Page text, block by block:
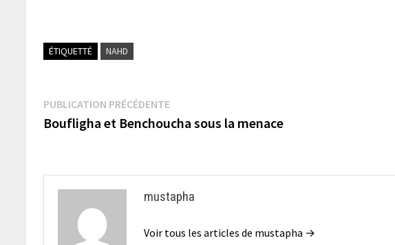
ÉTIQUETTÉ NAHD
Navigation
de
PUBLICATION PRÉCÉDENTEPublication
précédente :
Boufligha et Benchoucha sous la menace
mustapha
Voir tous les articles de mustapha →